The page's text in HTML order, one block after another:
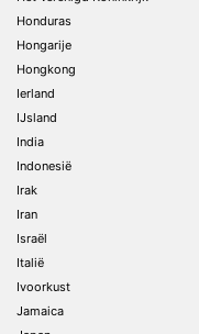
Honduras
Hongarije
Hongkong
Ierland
IJsland
India
Indonesië
Irak
Iran
Israël
Italië
Ivoorkust
Jamaica